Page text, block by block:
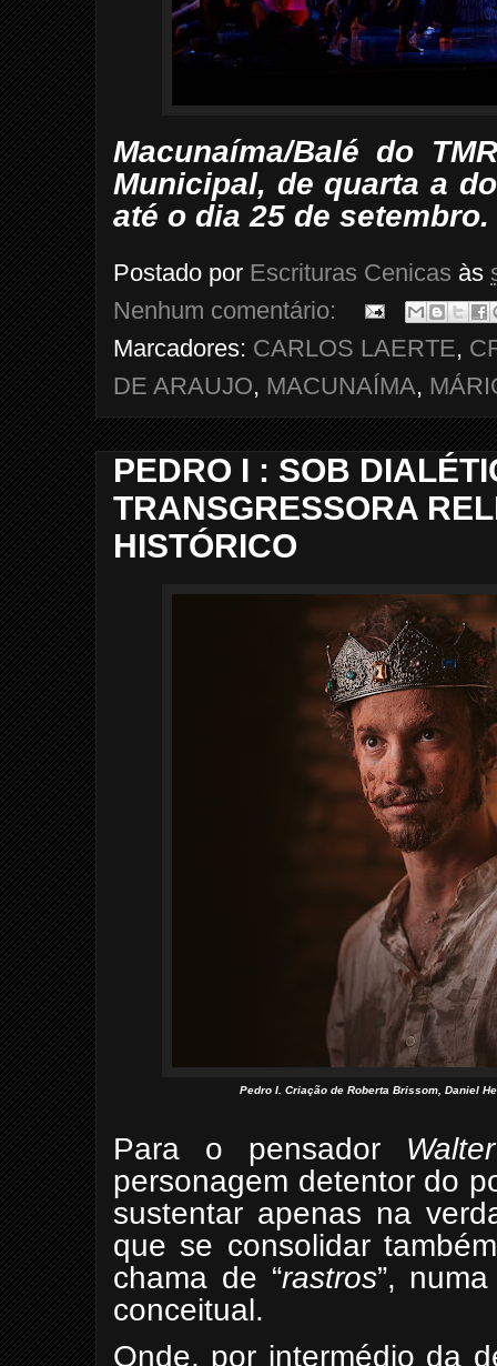
Macunaíma/Balé do
Municipal, de quarta a
até o dia 25 de setembro.
Postado por Escrituras Cenicas às
Nenhum comentário:
Marcadores: CARLOS LAERTE,
DE ARAUJO, MACUNAÍMA,
PEDRO I : SOB
TRANSGRESSORA
HISTÓRICO
Pedro I. Criação de Roberta Brissom, Daniel
Para o pensador
personagem detentor do
sustentar apenas na
que se consolidar
chama de “rastros”,
conceitual.
Onde, por intermédio da